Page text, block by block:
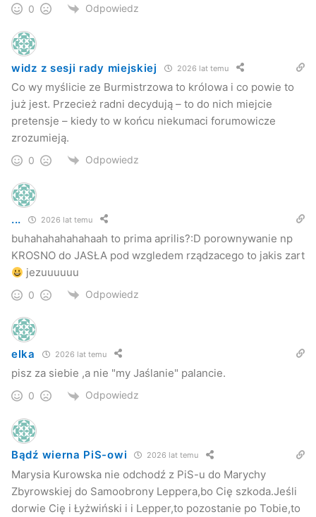
0 Odpowiedz
widz z sesji rady miejskiej 2026 lat temu
Co wy myślicie ze Burmistrzowa to królowa i co powie to
już jest. Przecież radni decydują – to do nich miejcie
pretensje – kiedy to w końcu niekumaci forumowicze
zrozumieją.
0 Odpowiedz
... 2026 lat temu
buhahahahahahaah to prima aprilis?:D porownywanie np
KROSNO do JASŁA pod wzgledem rządzacego to jakis zart
jezuuuuuu
0 Odpowiedz
elka 2026 lat temu
pisz za siebie ,a nie "my Jaślanie" palancie.
0 Odpowiedz
Bądź wierna PiS-owi 2026 lat temu
Marysia Kurowska nie odchodź z PiS-u do Marychy
Zbyrowskiej do Samoobrony Leppera,bo Cię szkoda.Jeśli
dorwie Cię i Łyżwiński i i Lepper,to pozostanie po Tobie,to